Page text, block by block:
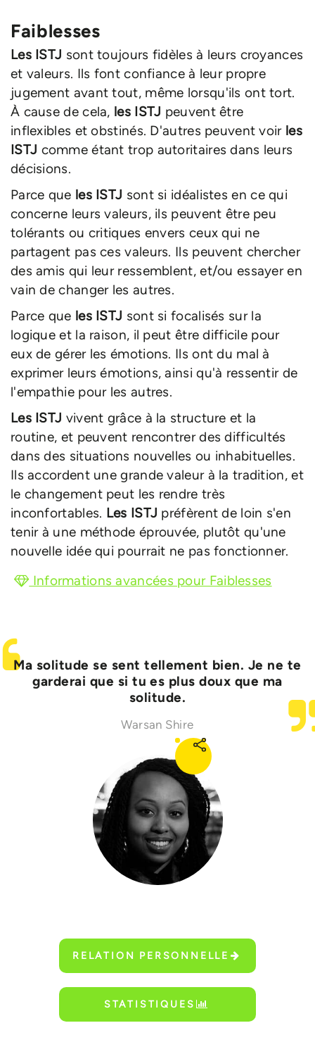
Faiblesses
Les ISTJ sont toujours fidèles à leurs croyances
et valeurs. Ils font confiance à leur propre
jugement avant tout, même lorsqu'ils ont tort.
À cause de cela, les ISTJ peuvent être
inflexibles et obstinés. D'autres peuvent voir les
ISTJ comme étant trop autoritaires dans leurs
décisions.
Parce que les ISTJ sont si idéalistes en ce qui
concerne leurs valeurs, ils peuvent être peu
tolérants ou critiques envers ceux qui ne
partagent pas ces valeurs. Ils peuvent chercher
des amis qui leur ressemblent, et/ou essayer en
vain de changer les autres.
Parce que les ISTJ sont si focalisés sur la
logique et la raison, il peut être difficile pour
eux de gérer les émotions. Ils ont du mal à
exprimer leurs émotions, ainsi qu'à ressentir de
l'empathie pour les autres.
Les ISTJ vivent grâce à la structure et la
routine, et peuvent rencontrer des difficultés
dans des situations nouvelles ou inhabituelles.
Ils accordent une grande valeur à la tradition, et
le changement peut les rendre très
inconfortables. Les ISTJ préfèrent de loin s'en
tenir à une méthode éprouvée, plutôt qu'une
nouvelle idée qui pourrait ne pas fonctionner.
Informations avancées pour Faiblesses
Ma solitude se sent tellement bien. Je ne te
garderai que si tu es plus doux que ma
solitude.
Warsan Shire
RELATION PERSONNELLE
STATISTIQUES